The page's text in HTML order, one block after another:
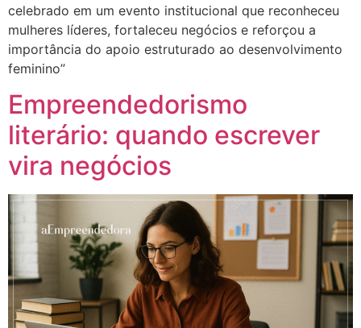
celebrado em um evento institucional que reconheceu
mulheres líderes, fortaleceu negócios e reforçou a
importância do apoio estruturado ao desenvolvimento
feminino”
Empreendedorismo
literário: quando escrever
vira negócios